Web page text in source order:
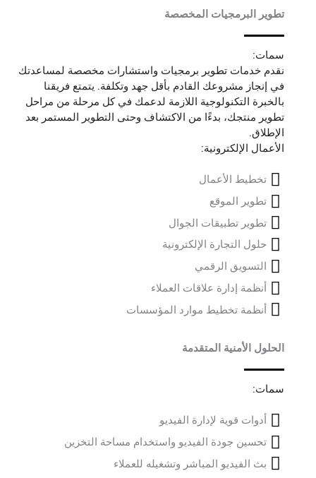
تطوير البرمجيات المخصصة
سمات:
نقدم خدمات تطوير برمجيات واستشارات مخصصة لمساعدتك
في إنجاز مشروعك القادم بأقل جهد وتكلفة. يتمتع فريقنا
بالخبرة التكنولوجية اللازمة لدعمك في كل مرحلة من مراحل
تطوير منتجك، بدءًا من الاكتشاف وحتى التطوير المستمر بعد
الإطلاق.
الأعمال الإلكترونية:
تخطيط الأعمال
تطوير الموقع
تطوير تطبيقات الجوال
حلول التجارة الإلكترونية
التسويق الرقمي
أنظمة إدارة علاقات العملاء
أنظمة تخطيط موارد المؤسسات
الحلول الأمنية المتقدمة
سمات:
أدوات قوية لإدارة الفيديو
تحسين جودة الفيديو واستخدام مساحة التخزين
بث الفيديو المباشر وتشغيله للعملاء